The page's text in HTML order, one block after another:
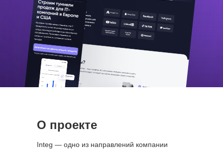
О проекте
Integ — одно из направлений компании